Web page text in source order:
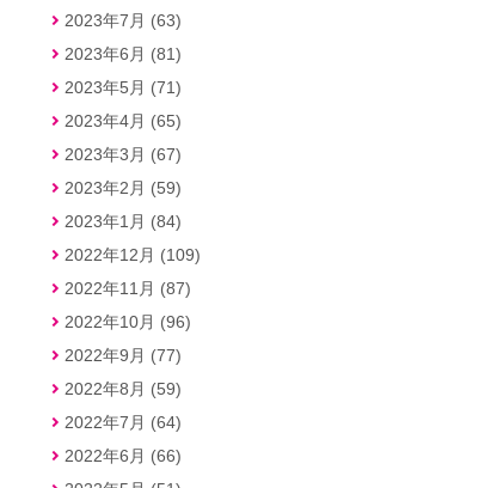
2023年7月 (63)
2023年6月 (81)
2023年5月 (71)
2023年4月 (65)
2023年3月 (67)
2023年2月 (59)
2023年1月 (84)
2022年12月 (109)
2022年11月 (87)
2022年10月 (96)
2022年9月 (77)
2022年8月 (59)
2022年7月 (64)
2022年6月 (66)